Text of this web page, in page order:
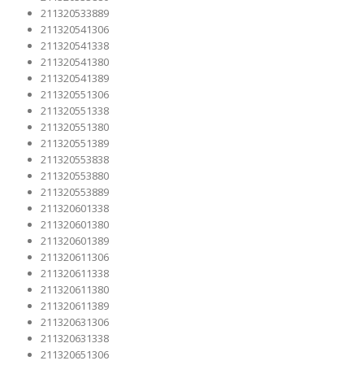
211320533889
211320541306
211320541338
211320541380
211320541389
211320551306
211320551338
211320551380
211320551389
211320553838
211320553880
211320553889
211320601338
211320601380
211320601389
211320611306
211320611338
211320611380
211320611389
211320631306
211320631338
211320651306